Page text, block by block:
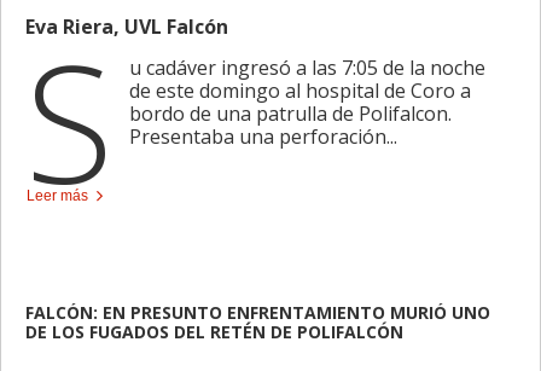
Eva Riera, UVL Falcón
S
u cadáver ingresó a las 7:05 de la noche
de este domingo al hospital de Coro a
bordo de una patrulla de Polifalcon.
Presentaba una perforación...
Leer más
FALCÓN: EN PRESUNTO ENFRENTAMIENTO MURIÓ UNO
DE LOS FUGADOS DEL RETÉN DE POLIFALCÓN